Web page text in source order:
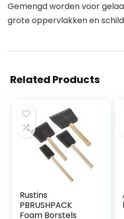
Gemengd worden voor
grote oppervlakken en
Related Products
Rustins
PBRUSHPACK
Foam Borstels